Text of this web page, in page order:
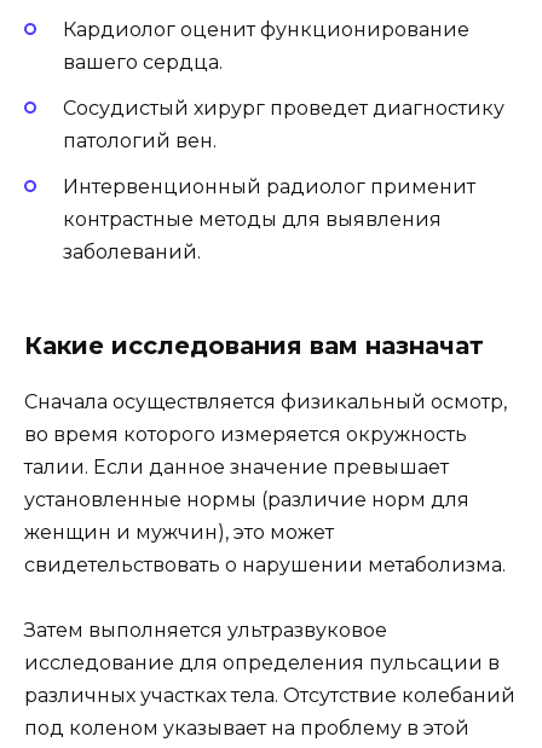
Кардиолог оценит функционирование
вашего сердца.
Сосудистый хирург проведет диагностику
патологий вен.
Интервенционный радиолог применит
контрастные методы для выявления
заболеваний.
Какие исследования вам назначат
Сначала осуществляется физикальный осмотр,
во время которого измеряется окружность
талии. Если данное значение превышает
установленные нормы (различие норм для
женщин и мужчин), это может
свидетельствовать о нарушении метаболизма.
Затем выполняется ультразвуковое
исследование для определения пульсации в
различных участках тела. Отсутствие колебаний
под коленом указывает на проблему в этой